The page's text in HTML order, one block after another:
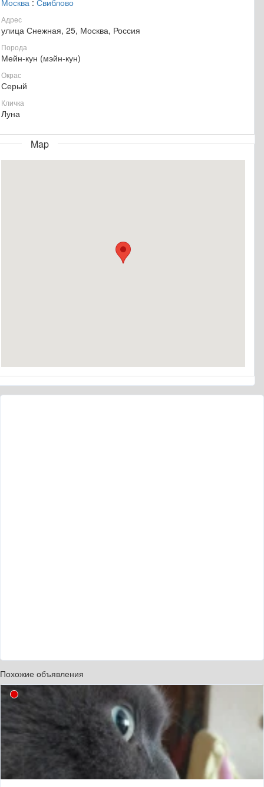
Адрес
улица Снежная, 25, Москва, Россия
Порода
Мейн-кун (мэйн-кун)
Окрас
Серый
Кличка
Луна
Map
Похожие объявления